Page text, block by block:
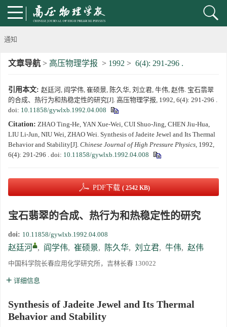
通知
《高压物理学报》第三届青年编委会招募启事
第五届高压科学卓越青年学者评选通知
2024年上海光源同步辐射大压机实验技术培训班通知
动载下材料物性机器学习与高通量研究专刊征稿启事
《高压物理学报》第二届青年编委会招募启事
《高压物理学报》2023年度优秀审稿人和优秀论文评选结果
文章导航 > 高压物理学报 > 1992 > 6(4): 291-296 .
引用本文: 赵廷河, 阎学伟, 崔硕景, 陈久华, 刘立君, 牛伟, 赵伟. 宝石翡翠
的合成、热行为和热稳定性的研究[J]. 高压物理学报, 1992, 6(4): 291-296 .
doi: 10.11858/gywlxb.1992.04.008
Citation: ZHAO Ting-He, YAN Xue-Wei, CUI Shuo-Jing, CHEN Jiu-Hua,
LIU Li-Jun, NIU Wei, ZHAO Wei. Synthesis of Jadeite Jewel and Its Thermal
Behavior and Stability[J]. Chinese Journal of High Pressure Physics, 1992,
6(4): 291-296 . doi: 10.11858/gywlxb.1992.04.008
PDF下载 ( 2542 KB)
宝石翡翠的合成、热行为和热稳定性的研究
doi: 10.11858/gywlxb.1992.04.008
赵廷河 , 阎学伟, 崔硕景, 陈久华, 刘立君, 牛伟, 赵伟
中国科学院长春应用化学研究所，吉林长春 130022
详细信息
Synthesis of Jadeite Jewel and Its Thermal
Behavior and Stability